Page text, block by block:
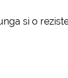
si o